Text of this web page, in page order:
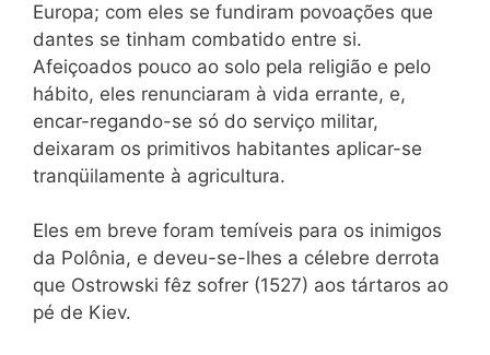
Europa; com eles se fundiram povoações que
dantes se tinham combatido entre si.
Afeiçoados pouco ao solo pela religião e pelo
hábito, eles renunciaram à vida errante, e,
encar-regando-se só do serviço militar,
deixaram os primitivos habitantes aplicar-se
tranqüilamente à agricultura.
Eles em breve foram temíveis para os inimigos
da Polônia, e deveu-se-lhes a célebre derrota
que Ostrowski fêz sofrer (1527) aos tártaros ao
pé de Kiev.